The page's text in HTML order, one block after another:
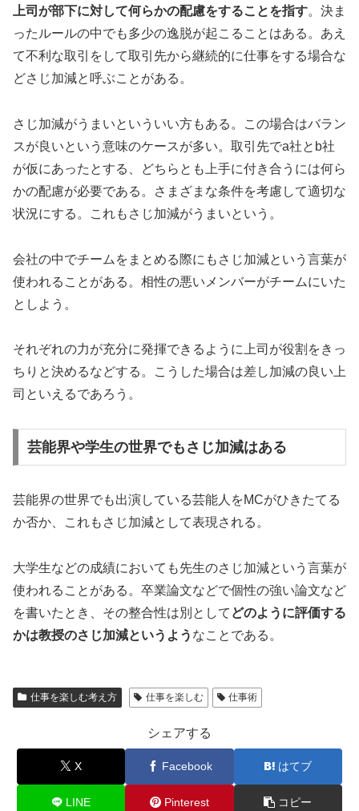
上司が部下に対して何らかの配慮をすることを指す。決ま
ったルールの中でも多少の逸脱が起こることはある。あえ
て不利な取引をして取引先から継続的に仕事をする場合な
どさじ加減と呼ぶことがある。
さじ加減がうまいといういい方もある。この場合はバラン
スが良いという意味のケースが多い。取引先でa社とb社
が仮にあったとする、どちらとも上手に付き合うには何ら
かの配慮が必要である。さまざまな条件を考慮して適切な
状況にする。これもさじ加減がうまいという。
会社の中でチームをまとめる際にもさじ加減という言葉が
使われることがある。相性の悪いメンバーがチームにいた
としよう。
それぞれの力が充分に発揮できるように上司が役割をきっ
ちりと決めるなどする。こうした場合は差し加減の良い上
司といえるであろう。
芸能界や学生の世界でもさじ加減はある
芸能界の世界でも出演している芸能人をMCがひきたてる
か否か、これもさじ加減として表現される。
大学生などの成績においても先生のさじ加減という言葉が
使われることがある。卒業論文などで個性の強い論文など
を書いたとき、その整合性は別として どのように評価する
かは教授のさじ加減というよう なことである。
仕事を楽しむ考え方 仕事を楽しむ 仕事術
シェアする
X Facebook はてブ
LINE Pinterest コピー